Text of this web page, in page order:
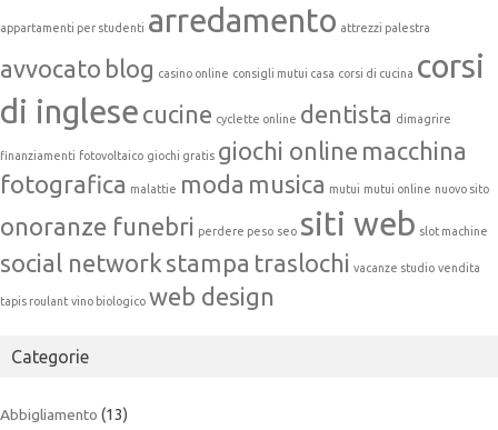
appartamenti per studenti arredamento attrezzi palestra
avvocato blog casino online consigli mutui casa corsi di cucina corsi
di inglese cucine cyclette online dentista dimagrire
finanziamenti fotovoltaico giochi gratis giochi online macchina
fotografica malattie moda musica mutui mutui online nuovo sito
onoranze funebri perdere peso seo siti web slot machine
social network stampa traslochi vacanze studio vendita
tapis roulant vino biologico web design
Categorie
Abbigliamento (13)